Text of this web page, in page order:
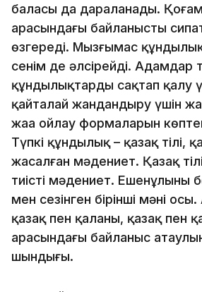
баласы да дараланады.
арасындағы байланыстың
өзгереді. Мызғымас
сенім де әлсірейді. Адамдар
құндылықтарды сақтап қалу
қайталай жандандыру үшін
жаңа ойлау формаларын
Түпкі құндылық – қазақ тілі,
жасалған мәдениет. Қазақ
тиісті мәдениет. Ешенұлының
мен сезінген бірінші мәні
қазақ пен қаланың, қазақ пен
арасындағы байланыс
шындығы.